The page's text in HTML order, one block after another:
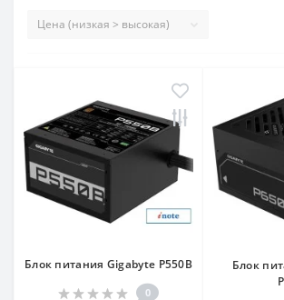
Блок питания Gigabyte P550B
0
Блок